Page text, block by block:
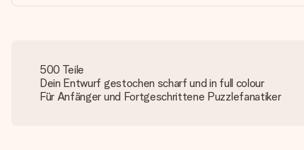
500 Teile
Dein Entwurf gestochen scharf und in full colour
Für Anfänger und Fortgeschrittene Puzzlefanatiker